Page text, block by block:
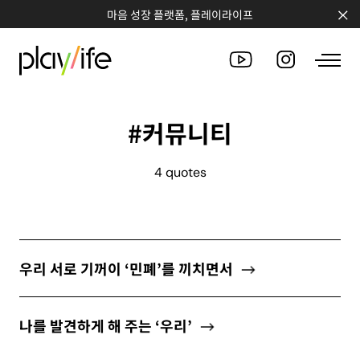
마음 성장 플랫폼, 플레이라이프
PEOPLE
QUOTE
COUNSELING
#커뮤니티
4 quotes
우리 서로 기꺼이 ‘민폐’를 끼치면서
나를 발견하게 해 주는 ‘우리’